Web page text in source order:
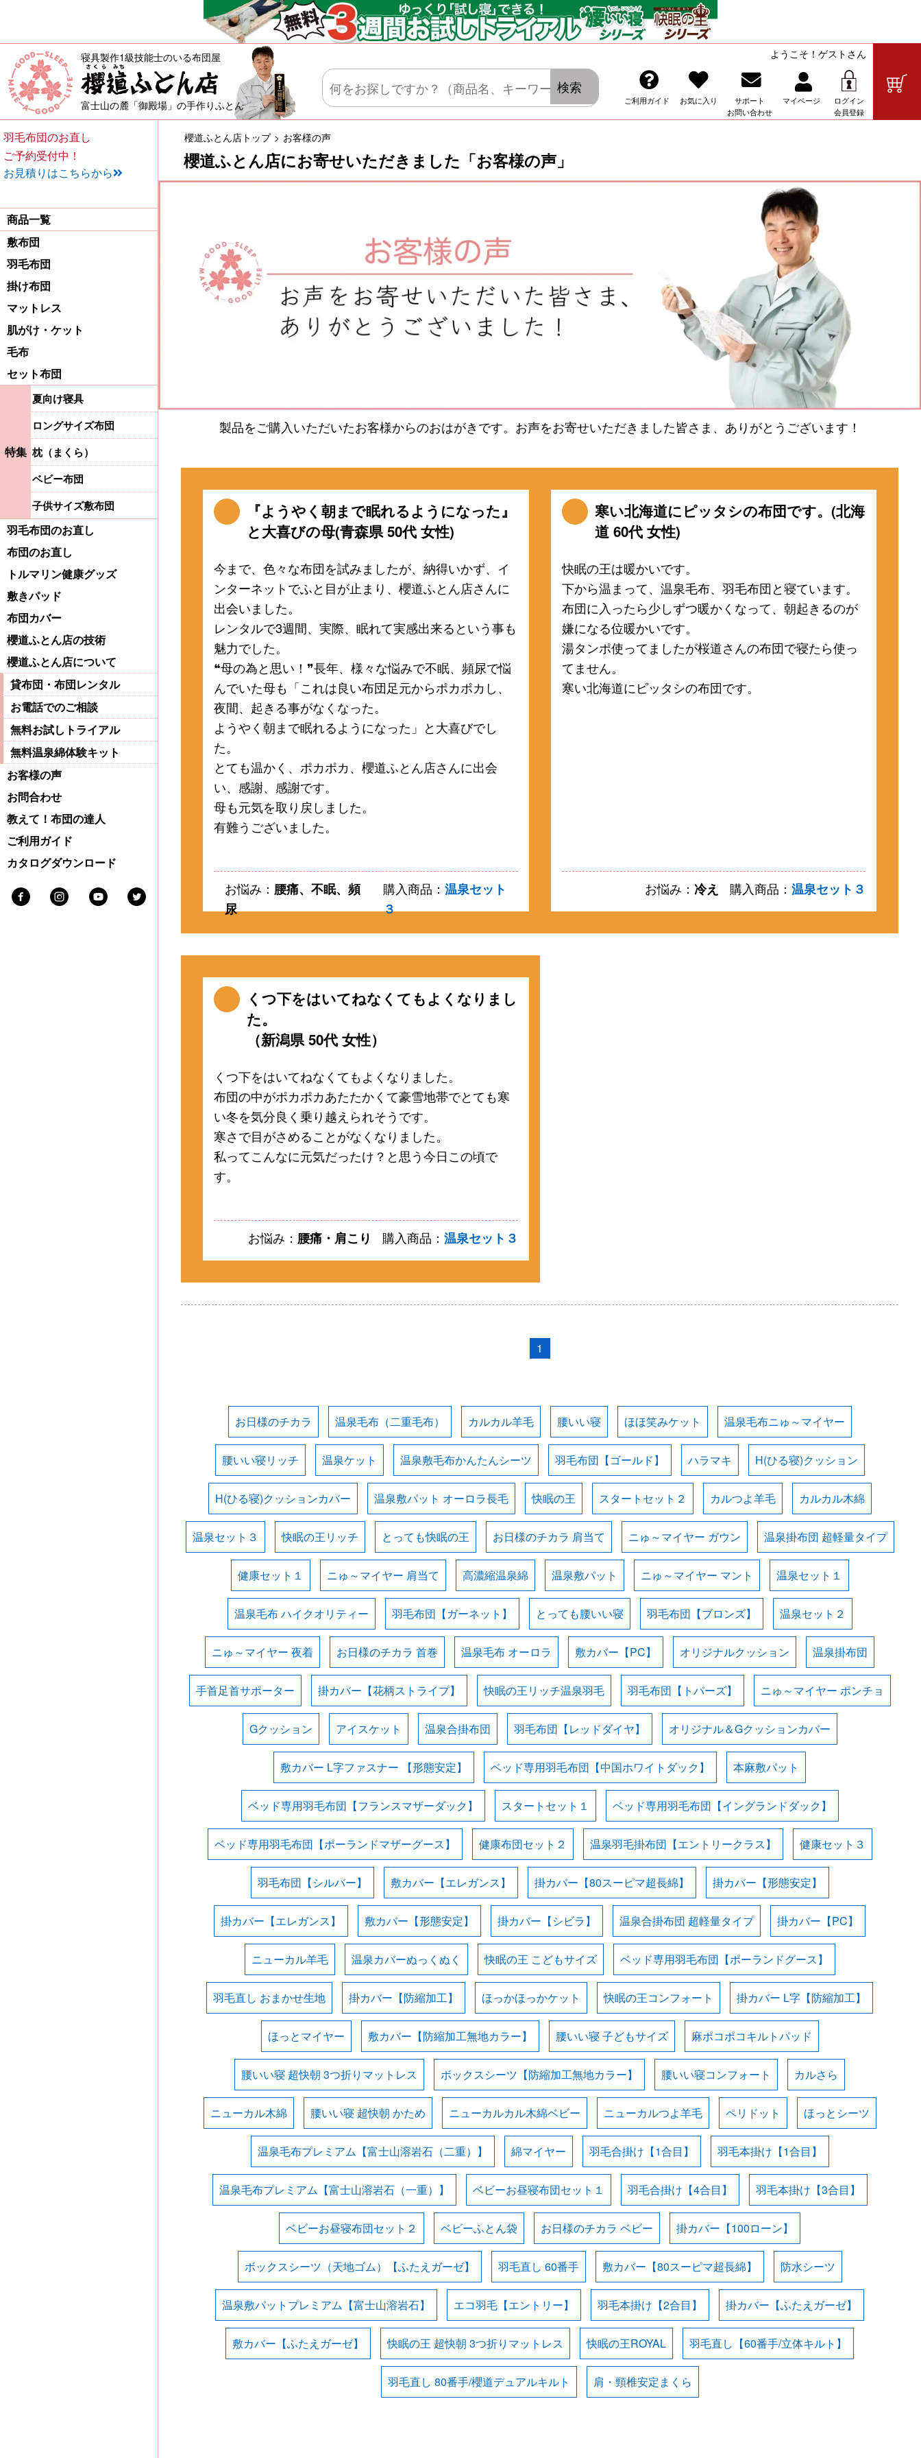
櫻道ふとん店にお寄せいただきました「お客様の声」
敷布団・掛け布団・羽毛布団・マットレス・肌がけ・毛布・セット布団の販売
寝具製作1級技能士のいる布団屋
富士山の麓「御殿場」の手作りふとん
ようこそ！ゲストさん
ご利用ガイド お気に入り
サポート
お問い合わせ
マイページ
ログイン
会員登録
検索
櫻道ふとん店トップ お客様の声
製品をご購入いただいたお客様からのおはがきです。お声をお寄せいただきました皆さま、ありがとうございます！
『ようやく朝まで眠れるようになった』
と大喜びの母(青森県 50代 女性)
今まで、色々な布団を試みましたが、納得いかず、イ
ンターネットでふと目が止まり、櫻道ふとん店さんに
出会いました。
レンタルで3週間、実際、眠れて実感出来るという事も
魅力でした。
❝母の為と思い！❞長年、様々な悩みで不眠、頻尿で悩
んでいた母も「これは良い布団足元からポカポカし、
夜間、起きる事がなくなった。
ようやく朝まで眠れるようになった」と大喜びでし
た。
とても温かく、ポカポカ、櫻道ふとん店さんに出会
い、感謝、感謝です。
母も元気を取り戻しました。
有難うございました。
お悩み： 腰痛、不眠、頻
尿
購入商品： 温泉セット
３
寒い北海道にピッタシの布団です。(北海
道 60代 女性)
快眠の王は暖かいです。
下から温まって、温泉毛布、羽毛布団と寝ています。
布団に入ったら少しずつ暖かくなって、朝起きるのが
嫌になる位暖かいです。
湯タンポ使ってましたが桜道さんの布団で寝たら使っ
てません。
寒い北海道にピッタシの布団です。
お悩み： 冷え 購入商品： 温泉セット３
くつ下をはいてねなくてもよくなりまし
た。
（新潟県 50代 女性）
くつ下をはいてねなくてもよくなりました。
布団の中がポカポカあたたかくて豪雪地帯でとても寒
い冬を気分良く乗り越えられそうです。
寒さで目がさめることがなくなりました。
私ってこんなに元気だったけ？と思う今日この頃で
す。
お悩み： 腰痛・肩こり 購入商品： 温泉セット３
1
お日様のチカラ 温泉毛布（二重毛布） カルカル羊毛 腰いい寝 ほほ笑みケット 温泉毛布ニゅ～マイヤー
腰いい寝リッチ 温泉ケット 温泉敷毛布かんたんシーツ 羽毛布団【ゴールド】 ハラマキ H(ひる寝)クッション
H(ひる寝)クッションカバー 温泉敷パット オーロラ長毛 快眠の王 スタートセット２ カルつよ羊毛 カルカル木綿
温泉セット３ 快眠の王リッチ とっても快眠の王 お日様のチカラ 肩当て ニゅ～マイヤー ガウン 温泉掛布団 超軽量タイプ
健康セット１ ニゅ～マイヤー 肩当て 高濃縮温泉綿 温泉敷パット ニゅ～マイヤー マント 温泉セット１
温泉毛布 ハイクオリティー 羽毛布団【ガーネット】 とっても腰いい寝 羽毛布団【ブロンズ】 温泉セット２
ニゅ～マイヤー 夜着 お日様のチカラ 首巻 温泉毛布 オーロラ 敷カバー【PC】 オリジナルクッション 温泉掛布団
手首足首サポーター 掛カバー【花柄ストライプ】 快眠の王リッチ温泉羽毛 羽毛布団【トパーズ】 ニゅ～マイヤー ポンチョ
Gクッション アイスケット 温泉合掛布団 羽毛布団【レッドダイヤ】 オリジナル＆Gクッションカバー
敷カバー L字ファスナー 【形態安定】 ベッド専用羽毛布団【中国ホワイトダック】 本麻敷パット
ベッド専用羽毛布団【フランスマザーダック】 スタートセット１ ベッド専用羽毛布団【イングランドダック】
ベッド専用羽毛布団【ポーランドマザーグース】 健康布団セット２ 温泉羽毛掛布団【エントリークラス】 健康セット３
羽毛布団【シルバー】 敷カバー【エレガンス】 掛カバー【80スーピマ超長綿】 掛カバー【形態安定】
掛カバー【エレガンス】 敷カバー【形態安定】 掛カバー【シビラ】 温泉合掛布団 超軽量タイプ 掛カバー【PC】
ニューカル羊毛 温泉カバーぬっくぬく 快眠の王 こどもサイズ ベッド専用羽毛布団【ポーランドグース】
羽毛直し おまかせ生地 掛カバー【防縮加工】 ほっかほっかケット 快眠の王コンフォート 掛カバー L字【防縮加工】
ほっとマイヤー 敷カバー【防縮加工無地カラー】 腰いい寝 子どもサイズ 麻ポコポコキルトパッド
腰いい寝 超快朝 3つ折りマットレス ボックスシーツ【防縮加工無地カラー】 腰いい寝コンフォート カルさら
ニューカル木綿 腰いい寝 超快朝 かため ニューカルカル木綿ベビー ニューカルつよ羊毛 ペリドット ほっとシーツ
温泉毛布プレミアム【富士山溶岩石（二重）】 綿マイヤー 羽毛合掛け【1合目】 羽毛本掛け【1合目】
温泉毛布プレミアム【富士山溶岩石（一重）】 ベビーお昼寝布団セット１ 羽毛合掛け【4合目】 羽毛本掛け【3合目】
ベビーお昼寝布団セット２ ベビーふとん袋 お日様のチカラ ベビー 掛カバー【100ローン】
ボックスシーツ（天地ゴム）【ふたえガーゼ】 羽毛直し 60番手 敷カバー【80スーピマ超長綿】 防水シーツ
温泉敷パットプレミアム【富士山溶岩石】 エコ羽毛【エントリー】 羽毛本掛け【2合目】 掛カバー【ふたえガーゼ】
敷カバー【ふたえガーゼ】 快眠の王 超快朝 3つ折りマットレス 快眠の王ROYAL 羽毛直し【60番手/立体キルト】
羽毛直し 80番手/櫻道デュアルキルト 肩・頸椎安定まくら
羽毛布団のお直し
ご予約受付中！
お見積りはこちらから
商品一覧
敷布団
羽毛布団
掛け布団
マットレス
肌がけ・ケット
毛布
セット布団
特集
夏向け寝具
ロングサイズ布団
枕（まくら）
ベビー布団
子供サイズ敷布団
羽毛布団のお直し
布団のお直し
トルマリン健康グッズ
敷きパッド
布団カバー
櫻道ふとん店の技術
櫻道ふとん店について
貸布団・布団レンタル
お電話でのご相談
無料お試しトライアル
無料温泉綿体験キット
お客様の声
お問合わせ
教えて！布団の達人
ご利用ガイド
カタログダウンロード
Facebook InstagramYoutubeTwitter